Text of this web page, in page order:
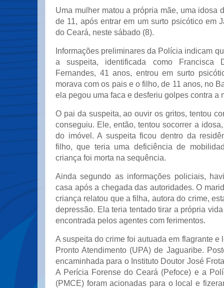
Uma mulher matou a própria mãe, uma idosa
de 11, após entrar em um surto psicótico em
do Ceará, neste sábado (8).
Informações preliminares da Polícia indicam
a suspeita, identificada como Francisca
Fernandes, 41 anos, entrou em surto
morava com os pais e o filho, de 11 anos, no
ela pegou uma faca e desferiu golpes contra a
O pai da suspeita, ao ouvir os gritos, tentou
conseguiu. Ele, então, tentou socorrer a
do imóvel. A suspeita ficou dentro da
filho, que teria uma deficiência de
criança foi morta na sequência.
Ainda segundo as informações policiais,
casa após a chegada das autoridades. O
criança relatou que a filha, autora do crime,
depressão. Ela teria tentado tirar a própria
encontrada pelos agentes com ferimentos.
A suspeita do crime foi autuada em flagrante e
Pronto Atendimento (UPA) de Jaguaribe.
encaminhada para o Instituto Doutor José
A Perícia Forense do Ceará (Pefoce) e a
(PMCE) foram acionadas para o local e